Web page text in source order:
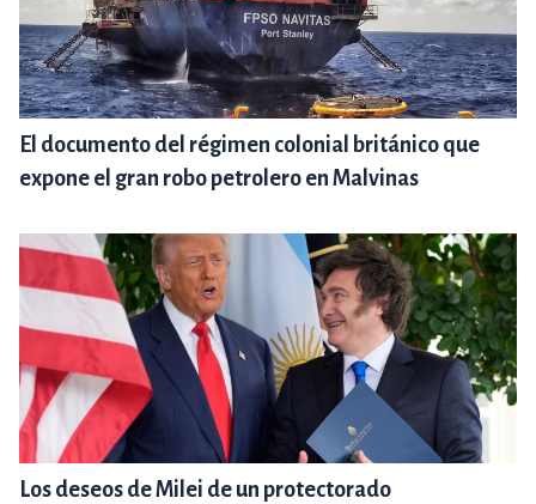
El documento del régimen colonial británico que
expone el gran robo petrolero en Malvinas
Los deseos de Milei de un protectorado